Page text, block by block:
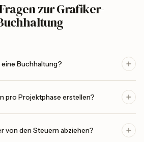
zur Grafiker-
Buchhaltung?
pro Projektphase erstellen?
von den Steuern abziehen?